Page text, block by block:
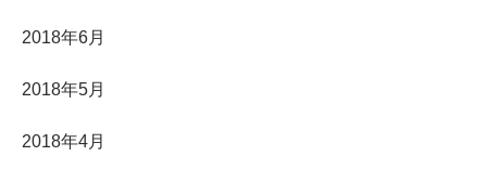
2018年6月
2018年5月
2018年4月